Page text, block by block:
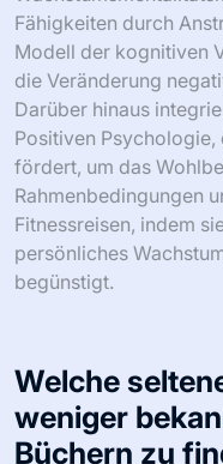
Fähigkeiten durch
Modell der kognitiven
die Veränderung
Darüber hinaus
Positiven Psychologie,
fördert, um das
Rahmenbedingungen
Fitnessreisen, indem
persönliches
begünstigt.